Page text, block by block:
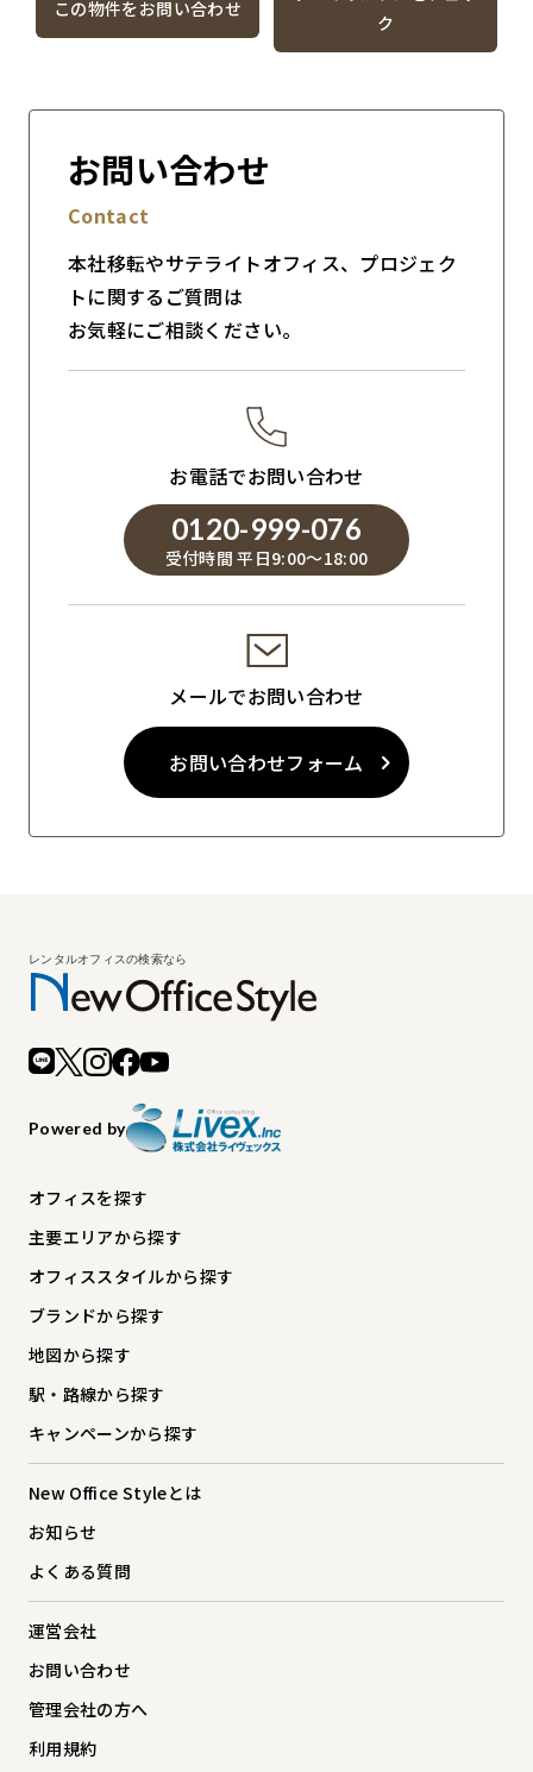
この物件をお問い合わせ
ク
お問い合わせ
Contact
本社移転やサテライトオフィス、プロジェク
トに関するご質問は
お気軽にご相談ください。
お電話でお問い合わせ
0120-999-076
受付時間 平日9:00～18:00
メールでお問い合わせ
お問い合わせフォーム
Powered by
オフィスを探す
主要エリアから探す
オフィススタイルから探す
ブランドから探す
地図から探す
駅・路線から探す
キャンペーンから探す
New Office Styleとは
お知らせ
よくある質問
運営会社
お問い合わせ
管理会社の方へ
利用規約